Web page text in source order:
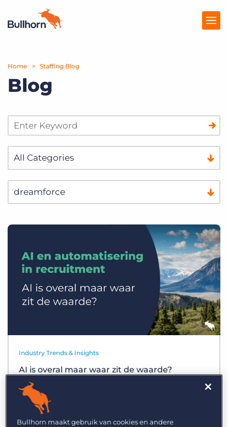
Producten
Prijzen
Marketplace
Over Ons
Inloggen
Home Staffing Blog
Blog
Industry Trends & Insights
AI is overal maar waar zit de waarde?
Bullhorn maakt gebruik van cookies en andere